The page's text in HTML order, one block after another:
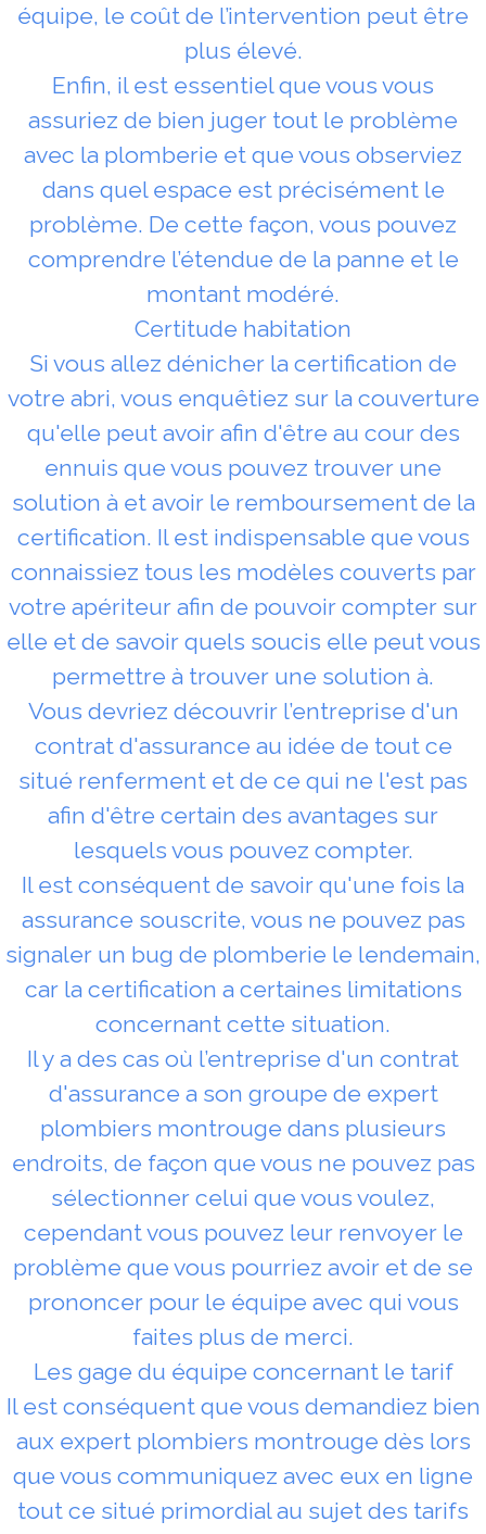
équipe, le coût de l’intervention peut être
plus élevé.
Enfin, il est essentiel que vous vous
assuriez de bien juger tout le problème
avec la plomberie et que vous observiez
dans quel espace est précisément le
problème. De cette façon, vous pouvez
comprendre l’étendue de la panne et le
montant modéré.
Certitude habitation
Si vous allez dénicher la certification de
votre abri, vous enquêtiez sur la couverture
qu'elle peut avoir afin d'être au cour des
ennuis que vous pouvez trouver une
solution à et avoir le remboursement de la
certification. Il est indispensable que vous
connaissiez tous les modèles couverts par
votre apériteur afin de pouvoir compter sur
elle et de savoir quels soucis elle peut vous
permettre à trouver une solution à.
Vous devriez découvrir l’entreprise d'un
contrat d'assurance au idée de tout ce
situé renferment et de ce qui ne l'est pas
afin d'être certain des avantages sur
lesquels vous pouvez compter.
Il est conséquent de savoir qu'une fois la
assurance souscrite, vous ne pouvez pas
signaler un bug de plomberie le lendemain,
car la certification a certaines limitations
concernant cette situation.
Il y a des cas où l’entreprise d'un contrat
d'assurance a son groupe de expert
plombiers montrouge dans plusieurs
endroits, de façon que vous ne pouvez pas
sélectionner celui que vous voulez,
cependant vous pouvez leur renvoyer le
problème que vous pourriez avoir et de se
prononcer pour le équipe avec qui vous
faites plus de merci.
Les gage du équipe concernant le tarif
Il est conséquent que vous demandiez bien
aux expert plombiers montrouge dès lors
que vous communiquez avec eux en ligne
tout ce situé primordial au sujet des tarifs